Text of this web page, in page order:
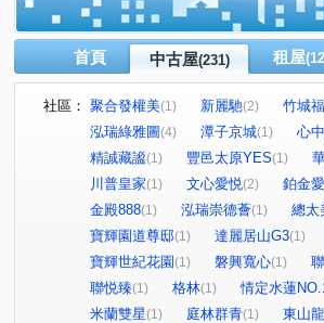
首頁 中古屋(231) 租屋
社區： 聚合發權美(1) 新麗馳(2) 竹城
泓瑞綠雅圖(4) 潭子京城(1) 心
精誠藏謐(1) 豐邑太原YES(1)
川普皇家(1) 文心愛悦(2) 鉑金
金殿888(1) 泓瑞崇德薈(1) 總太
寶輝園道尊邸(1) 達麗居山G3(1)
寶輝世紀花園 (1) 磐興寬心(1)
聯悦臻(1) 格林(1) 情定水蓮
米蘭雙星(1) 庭林群青(1) 東山